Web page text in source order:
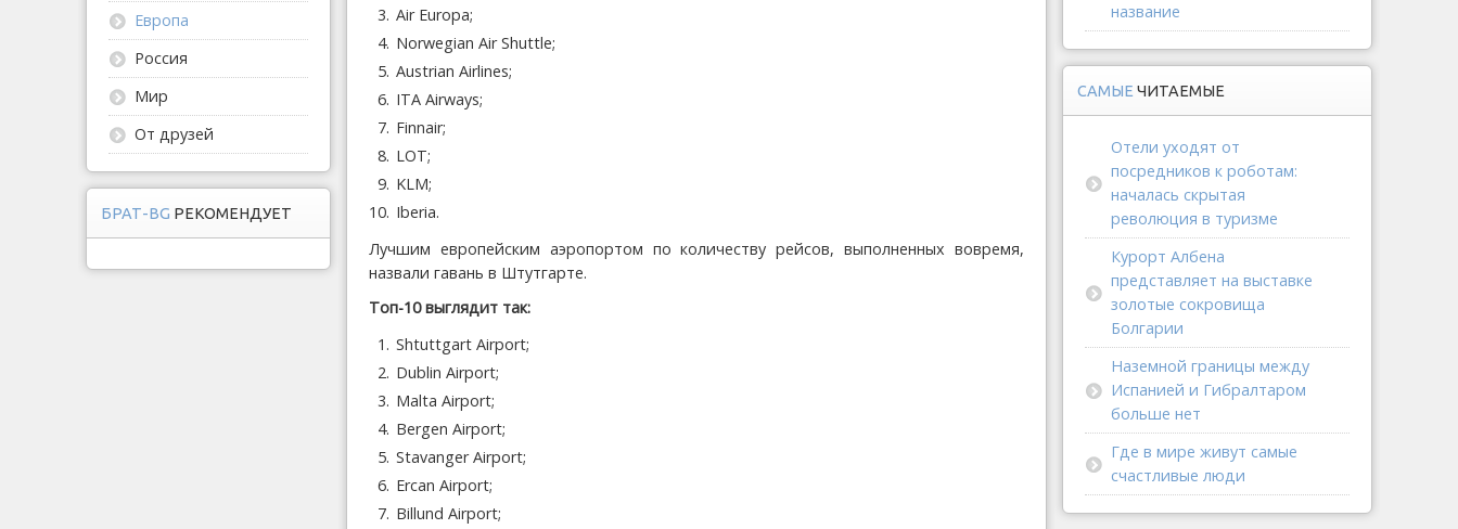
Air Europa;
Norwegian Air Shuttle;
Austrian Airlines;
ITA Airways;
Finnair;
LOT;
KLM;
Iberia.
Лучшим европейским аэропортом по количеству рейсов, выполненных вовремя,
назвали гавань в Штутгарте.
Топ-10 выглядит так:
Shtuttgart Airport;
Dublin Airport;
Malta Airport;
Bergen Airport;
Stavanger Airport;
Ercan Airport;
Billund Airport;
Европа
Россия
Мир
От друзей
БРАТ-BG РЕКОМЕНДУЕТ
название
САМЫЕ ЧИТАЕМЫЕ
Отели уходят от
посредников к роботам:
началась скрытая
революция в туризме
Курорт Албена
представляет на выставке
золотые сокровища
Болгарии
Наземной границы между
Испанией и Гибралтаром
больше нет
Где в мире живут самые
счастливые люди